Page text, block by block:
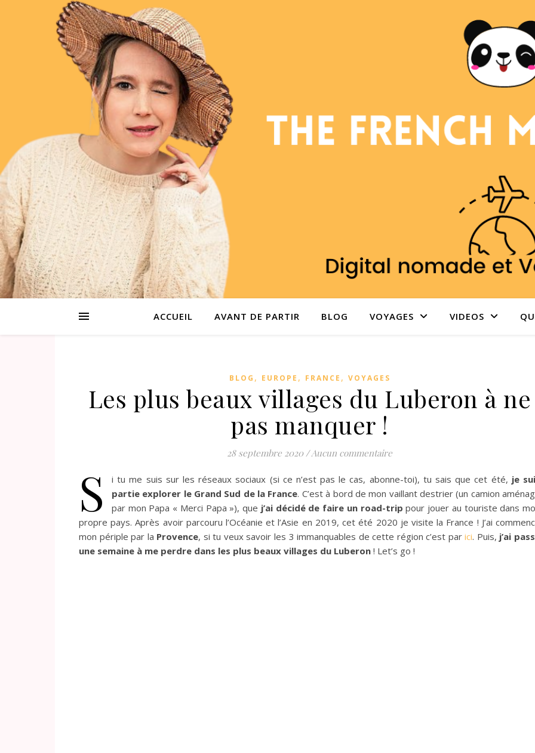
ACCUEIL AVANT DE PARTIR BLOG VOYAGES VIDEOS
BLOG , EUROPE , FRANCE , VOYAGES
Les plus beaux villages du Luberon à ne
pas manquer !
28 septembre 2020 /Aucun commentaire
S i tu me suis sur les réseaux sociaux (si ce n’est pas le cas, abonne-toi), tu sais que cet été, je
partie explorer le Grand Sud de la France. C’est à bord de mon vaillant destrier (un camion
par mon Papa « Merci Papa »), que j’ai décidé de faire un road-trip pour jouer au touriste dans
propre pays. Après avoir parcouru l’Océanie et l’Asie en 2019, cet été 2020 je visite la France ! J’ai
mon périple par la Provence, si tu veux savoir les 3 immanquables de cette région c’est parici. Puis, j’ai
une semaine à me perdre dans les plus beaux villages du Luberon ! Let’s go !